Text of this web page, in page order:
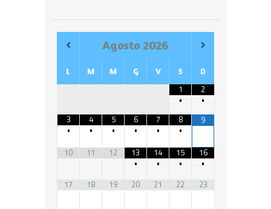
Agosto 2026
L M M G V S D
1
•
2
•
3
•
4
•
5
•
6
•
7
•
8
•
9
10 11 12
13
•
14
•
15
•
16
•
17
18 19 20 21 22 23